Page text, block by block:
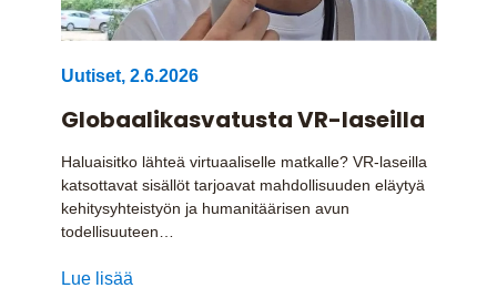
Uutiset, 2.6.2026
Globaalikasvatusta VR-laseilla
Haluaisitko lähteä virtuaaliselle matkalle? VR-laseilla
katsottavat sisällöt tarjoavat mahdollisuuden eläytyä
kehitysyhteistyön ja humanitäärisen avun
todellisuuteen…
Lue lisää